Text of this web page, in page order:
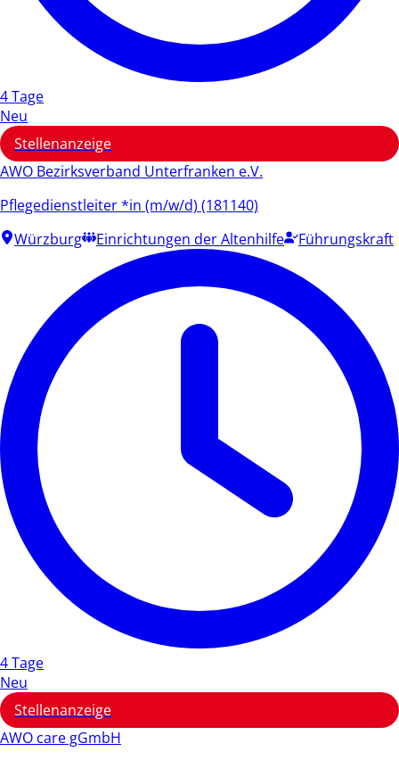
4 Tage
Neu
Stellenanzeige
AWO Bezirksverband Unterfranken e.V.
Pflegedienstleiter *in (m/w/d) (181140)
Würzburg
Einrichtungen der Altenhilfe Führungskraft
4 Tage
Neu
Stellenanzeige
AWO care gGmbH